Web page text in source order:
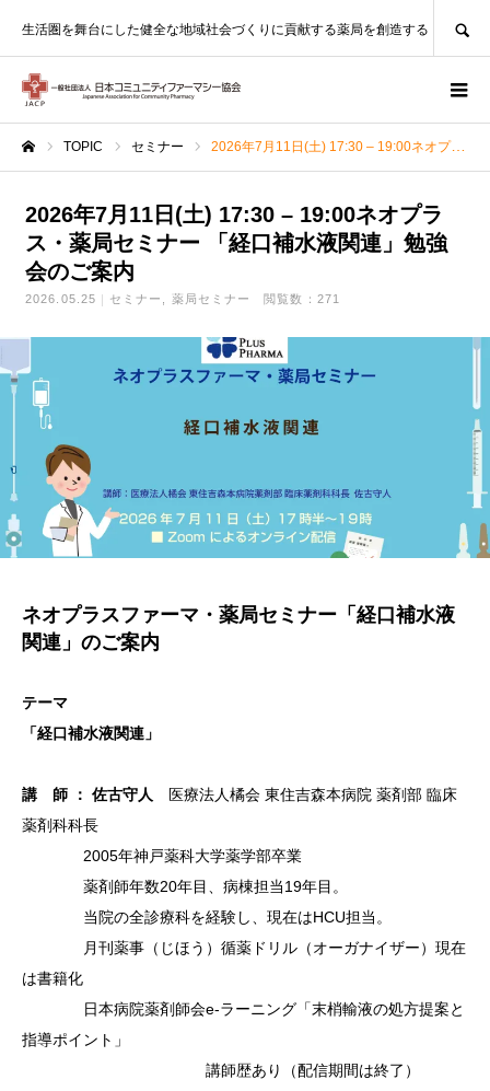
生活圏を舞台にした健全な地域社会づくりに貢献する薬局を創造する
TOPIC セミナー 2026年7月11日(土) 17:30 – 19:00ネオプラス・薬局セミナー 「経口補水液関連」勉強会のご案内
2026年7月11日(土) 17:30 – 19:00ネオプラ
ス・薬局セミナー 「経口補水液関連」勉強
会のご案内
2026.05.25 セミナー 薬局セミナー 閲覧数：271
ネオプラスファーマ・薬局セミナー 「経口補水液
関連」のご案内
テーマ
「経口補水液関連 」
講 師 ： 佐古守人 医療法人橘会 東住吉森本病院 薬剤部 臨床
薬剤科科長
2005年神戸薬科大学薬学部卒業
薬剤師年数20年目、病棟担当19年目。
当院の全診療科を経験し、現在はHCU担当。
月刊薬事（じほう）循薬ドリル（オーガナイザー）現在
は書籍化
日本病院薬剤師会e-ラーニング「末梢輸液の処方提案と
指導ポイント」
講師歴あり（配信期間は終了）